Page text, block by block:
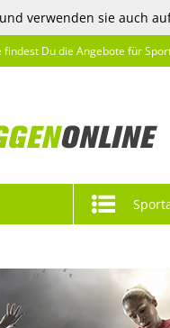
verwenden sie auch
Du die Angebote für